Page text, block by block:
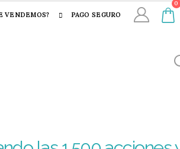
VENDEMOS? PAGO SEGURO
0